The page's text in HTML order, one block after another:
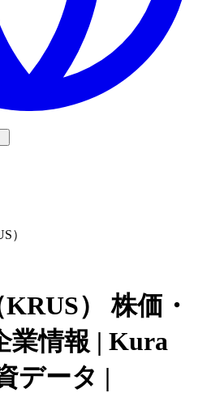
）
）
株価・
業情報 | Kura
データ |